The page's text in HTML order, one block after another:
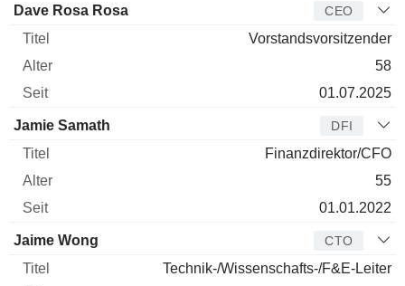
Manager Titel Alter
Dave Rosa Rosa CEO
Vorstandsvorsitzender
58
01.07.2025
Jamie Samath DFI
Finanzdirektor/CFO
55
01.01.2022
Jaime Wong CTO
Technik-/Wissenschafts-/F&E-Leiter